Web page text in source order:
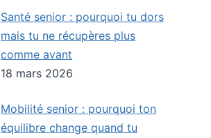
Santé senior : pourquoi tu dors
mais tu ne récupères plus
comme avant
18 mars 2026
Mobilité senior : pourquoi ton
équilibre change quand tu